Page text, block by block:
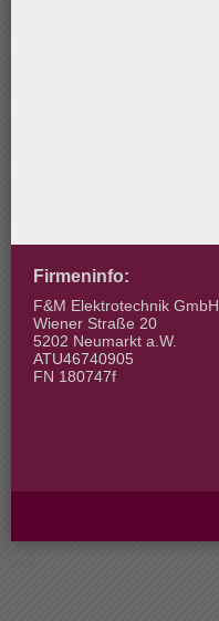
Firmeninfo:
F&M Elektrotechnik GmbH
Wiener Straße 20
5202 Neumarkt a.W.
ATU46740905
FN 180747f